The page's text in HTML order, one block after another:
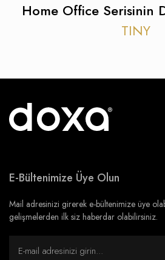
Home Office Serisinin
TINY
E-Bültenimize Üye Olun
Mail adresinizi girerek e-bültenimize üye
gelişmelerden ilk siz haberdar olabilirsiniz.